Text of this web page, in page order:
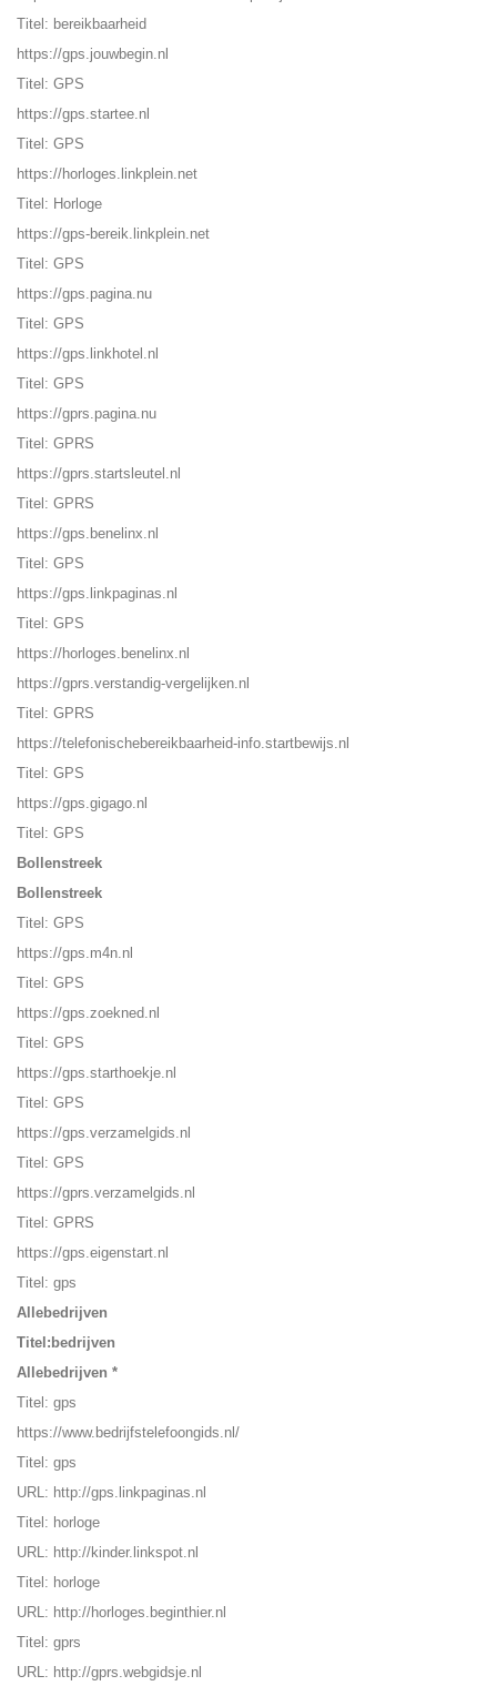
Titel: bereikbaarheid
https://gps.jouwbegin.nl
Titel: GPS
https://gps.startee.nl
Titel: GPS
https://horloges.linkplein.net
Titel: Horloge
https://gps-bereik.linkplein.net
Titel: GPS
https://gps.pagina.nu
Titel: GPS
https://gps.linkhotel.nl
Titel: GPS
https://gprs.pagina.nu
Titel: GPRS
https://gprs.startsleutel.nl
Titel: GPRS
https://gps.benelinx.nl
Titel: GPS
https://gps.linkpaginas.nl
Titel: GPS
https://horloges.benelinx.nl
https://gprs.verstandig-vergelijken.nl
Titel: GPRS
https://telefonischebereikbaarheid-info.startbewijs.n
Titel: GPS
https://gps.gigago.nl
Titel: GPS
Bollenstreek
Bollenstreek
Titel: GPS
https://gps.m4n.nl
Titel: GPS
https://gps.zoekned.nl
Titel: GPS
https://gps.starthoekje.nl
Titel: GPS
https://gps.verzamelgids.nl
Titel: GPS
https://gprs.verzamelgids.nl
Titel: GPRS
https://gps.eigenstart.nl
Titel: gps
Allebedrijven
Titel:bedrijven
Allebedrijven *
Titel: gps
https://www.bedrijfstelefoongids.nl/
Titel: gps
URL: http://gps.linkpaginas.nl
Titel: horloge
URL: http://kinder.linkspot.nl
Titel: horloge
URL: http://horloges.beginthier.nl
Titel: gprs
URL: http://gprs.webgidsje.nl